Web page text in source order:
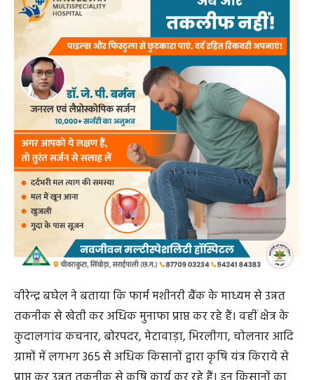
वीरेन्द्र बघेल ने बताया कि फार्म मशीनरी बैंक के माध्यम से उन्नत
तकनीक से खेती कर अधिक मुनाफा प्राप्त कर रहे हैं। वहीं क्षेत्र के
कुदालगांव कचनार, बोरपदर, मेटावाड़ा, भिरलीगा, चोलनार आदि
ग्रामों में लगभग 365 से अधिक किसानों द्वारा कृषि यंत्र किराये से